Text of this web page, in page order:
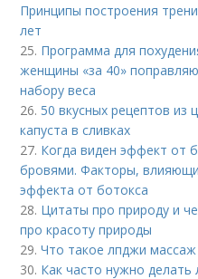
Принципы построения
лет
25. Программа для
женщины «за 40»
набору веса
26. 50 вкусных рецептов из
капуста в сливках
27. Когда виден эффект от
бровями. Факторы,
эффекта от ботокса
28. Цитаты про природу и
про красоту природы
29.Что такое лпджи
30. Как часто нужно делать